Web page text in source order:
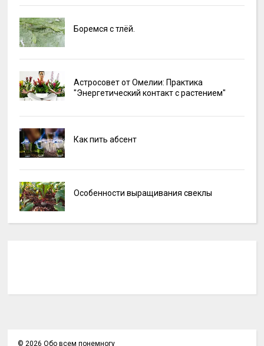
Боремся с тлёй.
Астросовет от Омелии: Практика
"Энергетический контакт с растением"
Как пить абсент
Особенности выращивания свеклы
©2026 Обо всем понемногу